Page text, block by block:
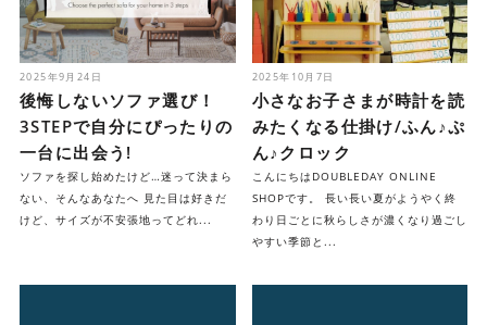
2025年9月24日
後悔しないソファ選び！
3STEPで自分にぴったりの
一台に出会う!
ソファを探し始めたけど…迷って決まら
ない、そんなあなたへ 見た目は好きだ
けど、サイズが不安張地ってどれ...
2025年10月7日
小さなお子さまが時計を読
みたくなる仕掛け/ふん♪ぷ
ん♪クロック
こんにちはDOUBLEDAY ONLINE
SHOPです。 長い長い夏がようやく終
わり日ごとに秋らしさが濃くなり過ごし
やすい季節と...